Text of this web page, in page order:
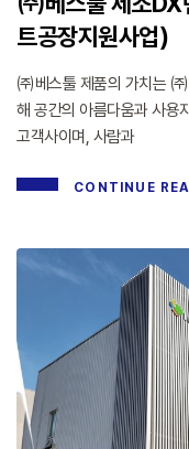
트공장지원사업)
㈜베스툴 제품의 가치는
해 공간의 아름다움과 사용
고객사이며, 사람과
CONTINUE